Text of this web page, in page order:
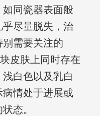
同瓷器表面般
尽量脱失，治
需要关注的
皮肤上同时存在
白色以及乳白
情处于进展或
态。